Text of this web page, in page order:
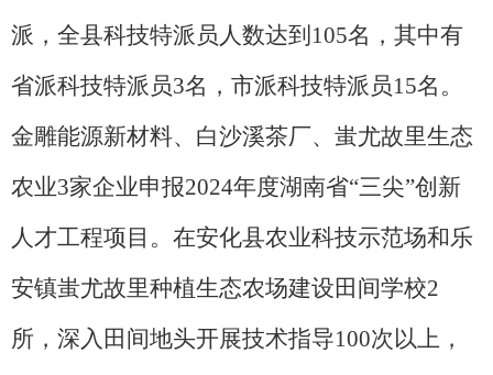
派，全县科技特派员人数达到 105名，其中有
省派科技特派员3名，市派科技特派员15名。
金雕能源新材料、白沙溪茶厂、蚩尤故里生态
农业3家企业申报2024年度湖南省“三尖”创新
人才工程项目。在安化县农业科技示范场和乐
安镇蚩尤故里种植生态农场建设田间学校2
所，深入田间地头开展技术指导100次以上，